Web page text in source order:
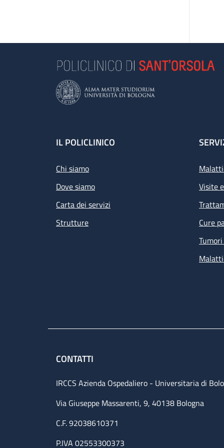
Footer
IL POLICLINICO
Chi siamo
Dove siamo
Carta dei servizi
Strutture
Visite
Cure
CONTATTI
IRCCS Azienda Ospedaliero - Universitaria di
Via Giuseppe Massarenti, 9, 40138 Bologna
C.F. 92038610371
P.IVA 02553300373